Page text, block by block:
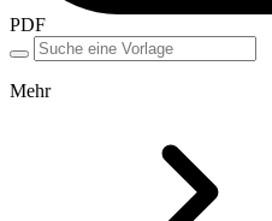
PDF
Mehr